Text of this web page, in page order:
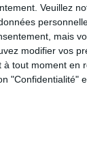
Veuillez
mais
modifier vos
à tout moment en
"Confidentialité"